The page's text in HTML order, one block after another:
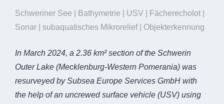
Schweriner See | Bathymetrie | USV | Fächerecholot |
Sonar | subaquatisches Mikrorelief | Objekterkennung
In March 2024, a 2.36 km² section of the Schwerin
Outer Lake (Mecklenburg-Western Pomerania) was
resurveyed by Subsea Europe Services GmbH with
the help of an uncrewed surface vehicle (USV) using